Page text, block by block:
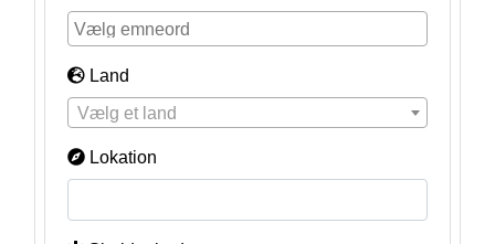
Land
Vælg et land
Lokation